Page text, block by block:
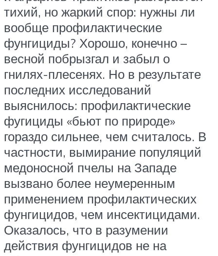
тихий, но жаркий спор: нужны ли
вообще профилактические
фунгициды? Хорошо, конечно –
весной побрызгал и забыл о
гнилях-плесенях. Но в результате
последних исследований
выяснилось: профилактические
фугициды «бьют по природе»
гораздо сильнее, чем считалось. В
частности, вымирание популяций
медоносной пчелы на Западе
вызвано более неумеренным
применением профилактических
фунгицидов, чем инсектицидами.
Оказалось, что в разумении
действия фунгицидов не на